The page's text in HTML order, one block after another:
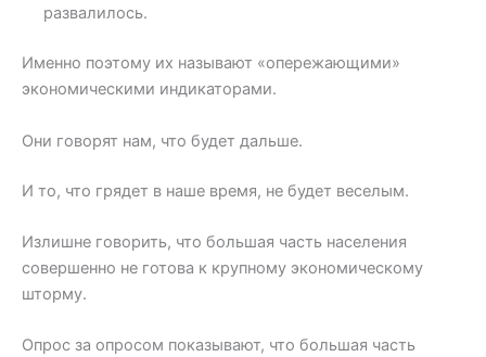
развалилось.
Именно поэтому их называют «опережающими»
экономическими индикаторами.
Они говорят нам, что будет дальше.
И то, что грядет в наше время, не будет веселым.
Излишне говорить, что большая часть населения
совершенно не готова к крупному экономическому
шторму.
Опрос за опросом показывают, что большая часть